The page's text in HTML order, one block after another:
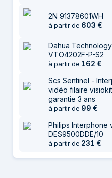
2N 91378601WH
à partir de 603 €
Dahua Technology
VTO4202F-P-S2
à partir de 162 €
Scs Sentinel -
vidéo filaire
garantie 3 ans
à partir de 99 €
Philips Interphone
DES9500DDE/10
à partir de 231 €